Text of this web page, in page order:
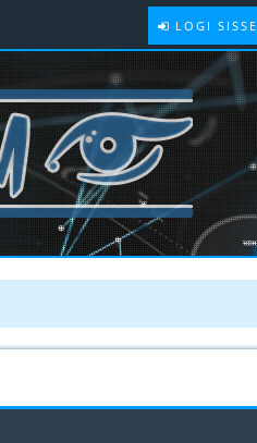
LOGI SISSE